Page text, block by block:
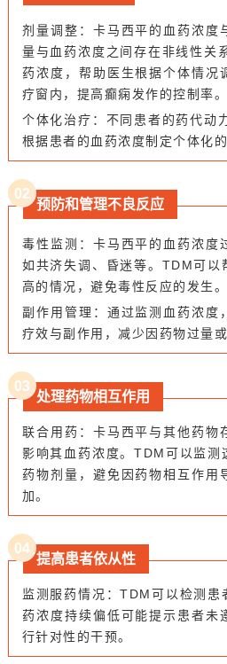
剂量调整：卡马西平的血药浓度
量与血药浓度之间存在非线性关
药浓度，帮助医生根据个体情况
疗窗内，提高癫痫发作的控制率。
个体化治疗：不同患者的药代动
根据患者的血药浓度制定个体化的
02
预防和管理不良反应
毒性监测：卡马西平的血药浓度
如共济失调、昏迷等。TDM可以
高的情况，避免毒性反应的发生。
副作用管理：通过监测血药浓度
疗效与副作用，减少因药物过量
03
处理药物相互作用
联合用药：卡马西平与其他药物
影响其血药浓度。TDM可以监测
药物剂量，避免因药物相互作用
加。
04
提高患者依从性
监测服药情况：TDM可以检测患
药浓度持续偏低可能提示患者未
行针对性的干预。